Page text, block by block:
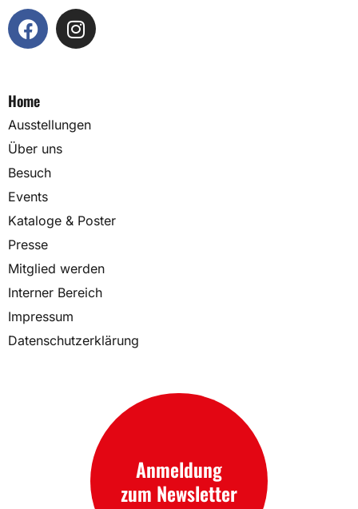
Home
Ausstellungen
Über uns
Besuch
Events
Kataloge & Poster
Presse
Mitglied werden
Interner Bereich
Impressum
Datenschutzerklärung
Anmeldung
zum Newsletter